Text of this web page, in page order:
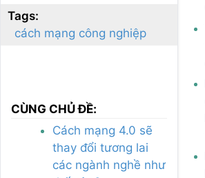
Tags:
cách mạng công nghiệp
CÙNG CHỦ ĐỀ:
Cách mạng 4.0 sẽ
thay đổi tương lai
các ngành nghề như